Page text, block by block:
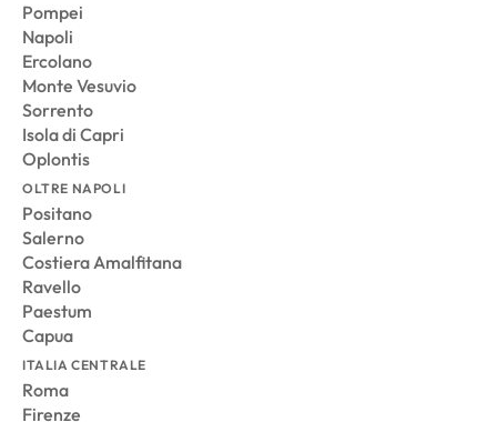
Pompei
Napoli
Ercolano
Monte Vesuvio
Sorrento
Isola di Capri
Oplontis
OLTRE NAPOLI
Positano
Salerno
Costiera Amalfitana
Ravello
Paestum
Capua
ITALIA CENTRALE
Roma
Firenze